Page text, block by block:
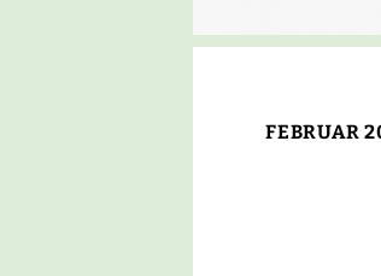
FEBRUAR